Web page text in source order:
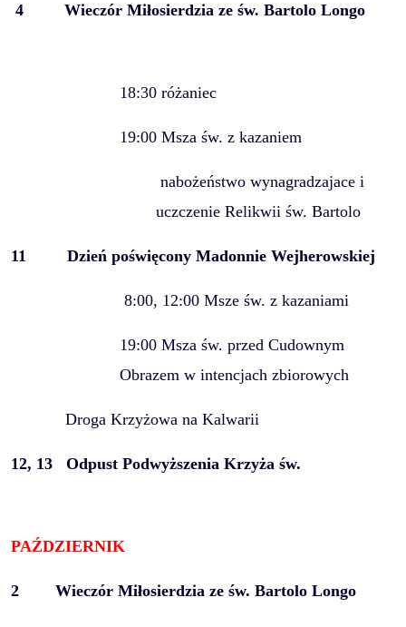
4 Wieczór Miłosierdzia ze św. Bartolo Longo
18:30 różaniec
19:00 Msza św. z kazaniem
nabożeństwo wynagradzajace i
uczczenie Relikwii św. Bartolo
11 Dzień poświęcony Madonnie Wejherowskiej
8:00, 12:00 Msze św. z kazaniami
19:00 Msza św. przed Cudownym
Obrazem w intencjach zbiorowych
Droga Krzyżowa na Kalwarii
12, 13 Odpust Podwyższenia Krzyża św.
PAŹDZIERNIK
2 Wieczór Miłosierdzia ze św. Bartolo Longo